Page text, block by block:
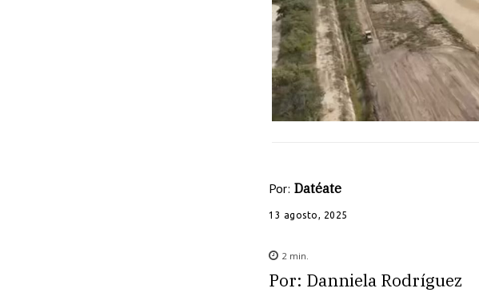
Por: Datéate
13 agosto, 2025
2 min.
Por: Danniela Rodríguez